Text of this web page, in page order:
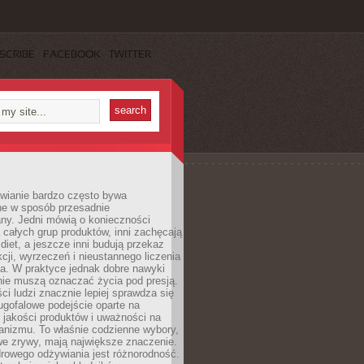
FACEBOOK TWITTER
bardzo często bywa
w sposób przesadnie
Jedni mówią o konieczności
grup produktów, inni zachęcają
a jeszcze inni budują przekaz
wyrzeczeń i nieustannego liczenia
W praktyce jednak dobre nawyki
muszą oznaczać życia pod presją.
ludzi znacznie lepiej sprawdza się
podejście oparte na
jakości produktów i uważności na
To właśnie codzienne wybory,
zrywy, mają największe znaczenie.
odżywiania jest różnorodność.